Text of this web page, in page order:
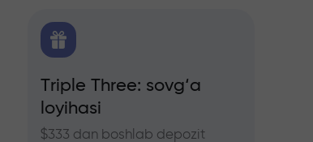
Triple Three: sovg‘a
loyihasi
$333 dan boshlab depozit